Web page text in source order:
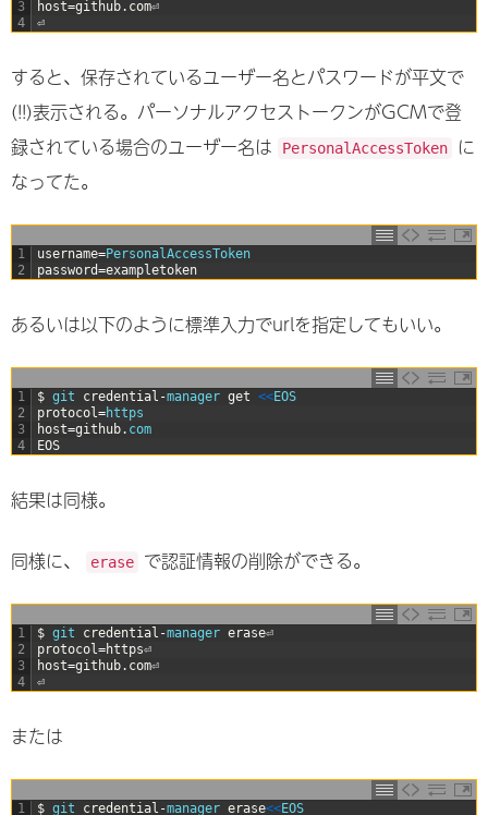
3
4
host=github. com⏎
⏎
すると、保存されているユーザー名とパスワードが平文で
(!!)表示される。パーソナルアクセストークンがGCMで登
録されている場合のユーザー名は
PersonalAccessToken
に
なってた。
1
2
username=PersonalAccessToken
password=exampletoken
あるいは以下のように標準入力でurlを指定してもいい。
1
2
3
4
$ git credential -manager get <<EOS
protocol=https
host=github. com
EOS
結果は同様。
同様に、 erase で認証情報の削除ができる。
1
2
3
4
$ git credential -manager erase⏎
protocol=https⏎
host=github. com⏎
⏎
または
1
$ git credential -manager erase<<EOS